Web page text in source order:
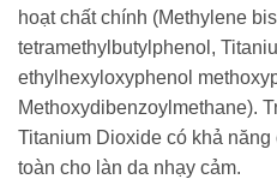
hoạt chất chính (Methylene
tetramethylbutylphenol,
ethylhexyloxyphenol
Methoxydibenzoylmethane).
Titanium Dioxide có khả năng
toàn cho làn da nhạy cảm.